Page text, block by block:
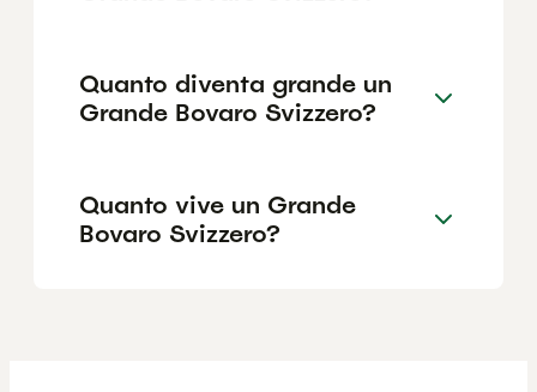
Quanto diventa grande un
Grande Bovaro Svizzero?
Quanto vive un Grande
Bovaro Svizzero?